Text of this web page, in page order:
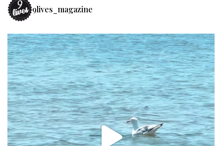
9lives_magazine